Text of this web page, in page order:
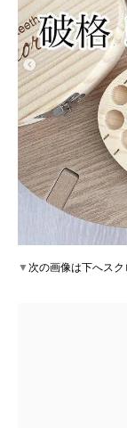
▼次の画像は下へス